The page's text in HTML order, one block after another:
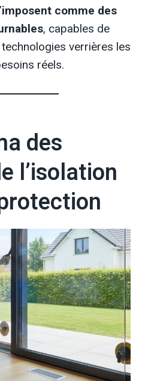
comme des
, capables de
verrières les
réels.
des
l’isolation